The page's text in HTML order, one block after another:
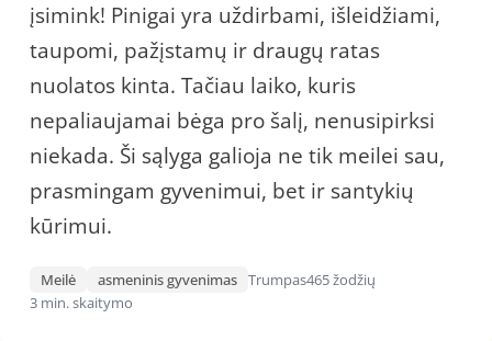
įsimink! Pinigai yra uždirbami, išleidžiami,
taupomi, pažįstamų ir draugų ratas
nuolatos kinta. Tačiau laiko, kuris
nepaliaujamai bėga pro šalį, nenusipirksi
niekada. Ši sąlyga galioja ne tik meilei sau,
prasmingam gyvenimui, bet ir santykių
kūrimui.
Meilė asmeninis gyvenimas Trumpas465 žodžių
3 min. skaitymo